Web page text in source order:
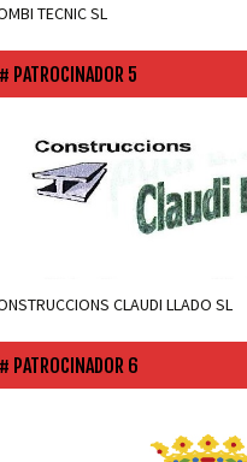
TECNIC SL
PATROCINADOR 5
CLAUDI LLADO SL
PATROCINADOR 6